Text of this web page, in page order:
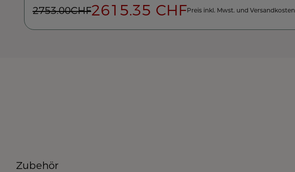
2753.00CHF2615.35 CHFPreis inkl. Mwst. und Versandkosten
Zubehör